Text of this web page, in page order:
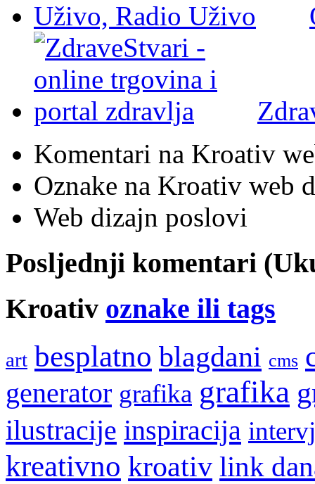
Komentari na Kroativ
Oznake na Kroativ web
Web dizajn poslovi
Posljednji komentari
Kroativ oznake ili tags
art besplatno blagdani cms
generator grafika grafika
ilustracije inspiracija
kreativno kroativ link